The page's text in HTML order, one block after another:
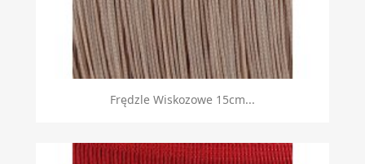
Frędzle Wiskozowe 15cm...